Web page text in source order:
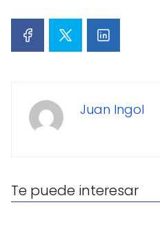
Juan Ingol
Te puede interesar